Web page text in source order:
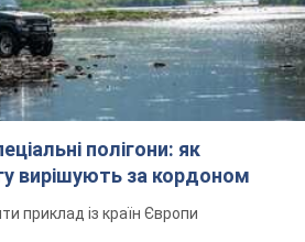
аномальної
злива:
на річки.
та
тис. грн боргу